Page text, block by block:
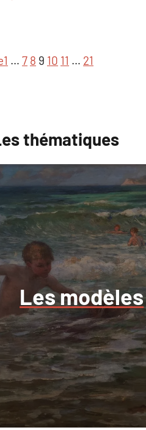
1 … 7 8 9 10 11 … 21
thématiques
Les modèles